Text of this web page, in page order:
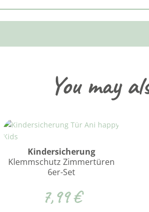
You may
Kindersicherung
Klemmschutz Zimmertüren
6er-Set
7,99€